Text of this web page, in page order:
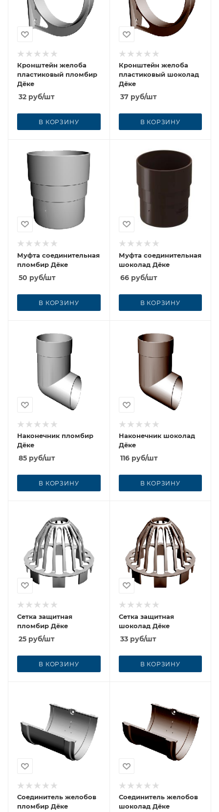
Кронштейн желоба
пластиковый пломбир
Дёке
32 руб/шт
В КОРЗИНУ
Кронштейн желоба
пластиковый шоколад
Дёке
37руб/шт
В КОРЗИНУ
Муфта соединительная
пломбир Дёке
50 руб/шт
В КОРЗИНУ
Муфта соединительная
шоколад Дёке
66руб/шт
В КОРЗИНУ
Наконечник пломбир
Дёке
85 руб/шт
В КОРЗИНУ
Наконечник шоколад
Дёке
116руб/шт
В КОРЗИНУ
Сетка защитная
пломбир Дёке
25 руб/шт
В КОРЗИНУ
Сетка защитная
шоколад Дёке
33руб/шт
В КОРЗИНУ
Соединитель желобов
пломбир Дёке
Соединитель желобов
шоколад Дёке